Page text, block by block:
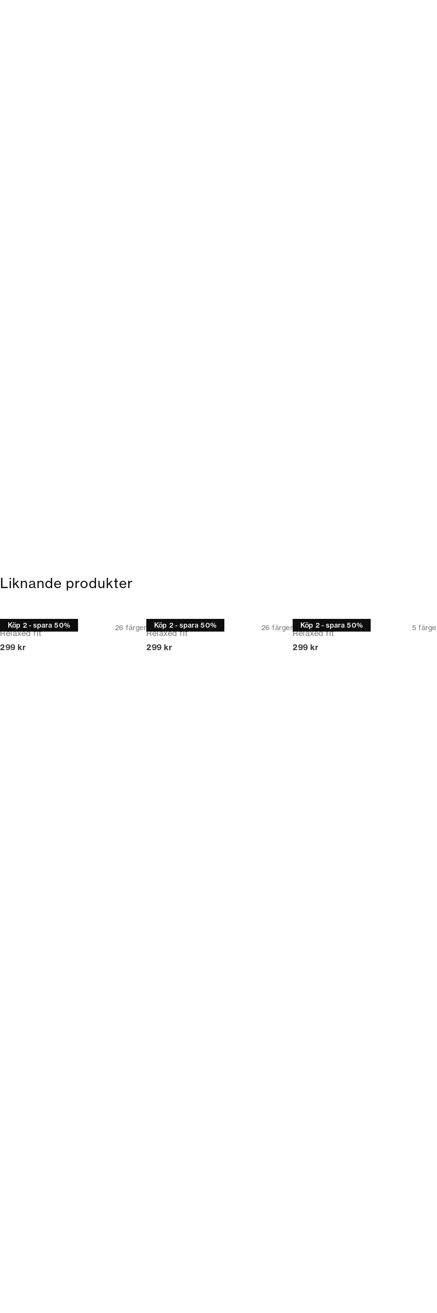
Liknande produkter
Köp 2 - spara 50%
T-shirt
Relaxed fit
26 färger
Nuvarande pris
299 kr
Köp 2 - spara 50%
T-shirt
Relaxed fit
26 färger
Nuvarande pris
299 kr
Köp 2 - spara 50%
T-shirt
Relaxed fit
5
Nuvarande pris
299 kr